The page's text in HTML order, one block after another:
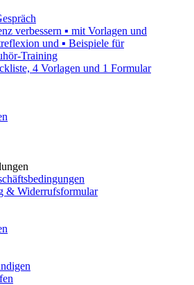
verbessern ▪ mit Vorlagen und
und ▪ Beispiele für
Training
4 Vorlagen und 1 Formular
& Widerrufsformular